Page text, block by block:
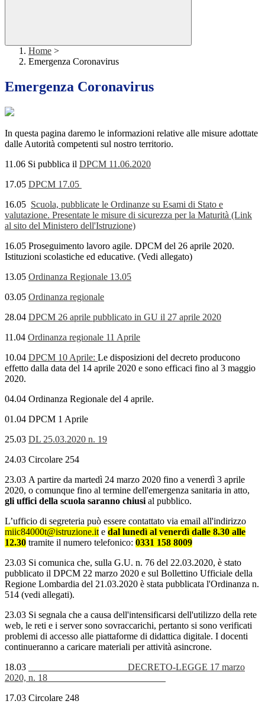
Home >
Emergenza Coronavirus
Emergenza Coronavirus
In questa pagina daremo le informazioni relative alle misure adottate
dalle Autorità competenti sul nostro territorio.
11.06 Si pubblica il DPCM 11.06.2020
17.05 DPCM 17.05
16.05 Scuola, pubblicate le Ordinanze su Esami di Stato e
valutazione. Presentate le misure di sicurezza per la Maturità (Link
al sito del Ministero dell'Istruzione)
16.05 Proseguimento lavoro agile. DPCM del 26 aprile 2020.
Istituzioni scolastiche ed educative. (Vedi allegato)
13.05 Ordinanza Regionale 13.05
03.05 Ordinanza regionale
28.04 DPCM 26 aprile pubblicato in GU il 27 aprile 2020
11.04 Ordinanza regionale 11 Aprile
10.04 DPCM 10 Aprile: Le disposizioni del decreto producono
effetto dalla data del 14 aprile 2020 e sono efficaci fino al 3 maggio
2020.
04.04 Ordinanza Regionale del 4 aprile.
01.04 DPCM 1 Aprile
25.03 DL 25.03.2020 n. 19
24.03 Circolare 254
23.03 A partire da martedì 24 marzo 2020 fino a venerdì 3 aprile
2020, o comunque fino al termine dell'emergenza sanitaria in atto,
gli uffici della scuola saranno chiusi al pubblico.
L’ufficio di segreteria può essere contattato via email all'indirizzo
miic84000t@istruzione.it e dal lunedì al venerdì dalle 8.30 alle
12.30 tramite il numero telefonico: 0331 158 8009
23.03 Si comunica che, sulla G.U. n. 76 del 22.03.2020, è stato
pubblicato il DPCM 22 marzo 2020 e sul Bollettino Ufficiale della
Regione Lombardia del 21.03.2020 è stata pubblicata l'Ordinanza n.
514 (vedi allegati).
23.03 Si segnala che a causa dell'intensificarsi dell'utilizzo della rete
web, le reti e i server sono sovraccarichi, pertanto si sono verificati
problemi di accesso alle piattaforme di didattica digitale. I docenti
continueranno a caricare materiali per attività asincrone.
18.03
DECRETO-LEGGE 17 marzo
2020, n. 18
17.03 Circolare 248